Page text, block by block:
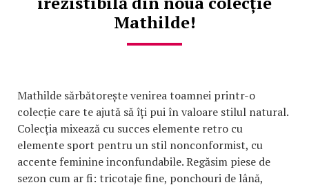
Mathilde!
Mathilde sărbătorește venirea toamnei printr-o
colecție care te ajută să îți pui în valoare stilul natural.
Colecția mixează cu succes elemente retro cu
elemente sport pentru un stil nonconformist, cu
accente feminine inconfundabile. Regăsim piese de
sezon cum ar fi: tricotaje fine, ponchouri de lână,